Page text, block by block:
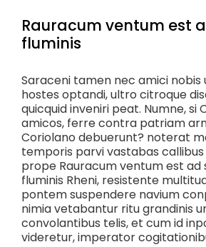
Rauracum ventum est
fluminis
Saraceni tamen nec amici nobis
hostes optandi, ultro citroque
quicquid inveniri peat. Numne, si
amicos, ferre contra patriam
Coriolano debuerunt? noterat
temporis parvi vastabas
prope Rauracum ventum est ad
fluminis Rheni, resistente
pontem suspendere navium
nimia vetabantur ritu grandinis
convolantibus telis, et cum id
videretur, imperator